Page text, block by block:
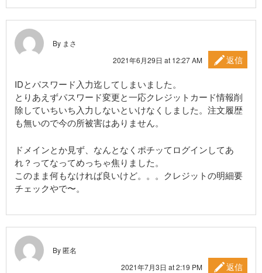
By まさ
2021年6月29日 at 12:27 AM
返信
IDとパスワード入力迄してしまいました。
とりあえずパスワード変更と一応クレジットカード情報削
除していちいち入力しないといけなくしました。注文履歴
も無いので今の所被害はありません。
ドメインとか見ず、なんとなくポチッてログインしてあ
れ？ってなってめっちゃ焦りました。
このまま何もなければ良いけど。。。クレジットの明細要
チェックやで〜。
By 匿名
2021年7月3日 at 2:19 PM
返信